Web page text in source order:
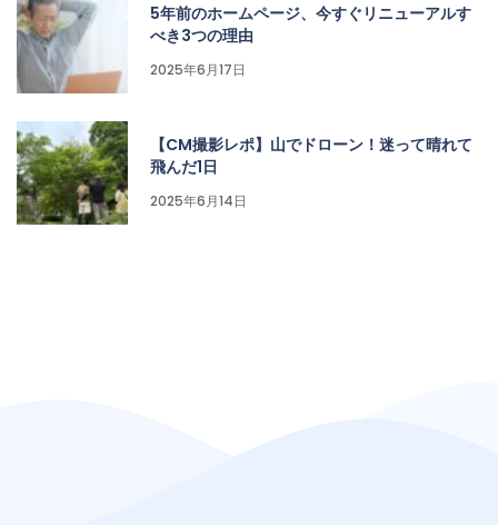
5年前のホームページ、今すぐリニューアルす
べき3つの理由
2025年6月17日
【CM撮影レポ】山でドローン！迷って晴れて
飛んだ1日
2025年6月14日